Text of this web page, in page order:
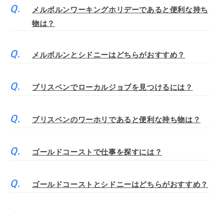
メルボルンワーキングホリデーであると便利な持ち
物は？
メルボルンとシドニーはどちらがおすすめ？
ブリスベンでローカルジョブを見つけるには？
ブリスベンのワーホリであると便利な持ち物は？
ゴールドコーストで仕事を探すには？
ゴールドコーストとシドニーはどちらがおすすめ？